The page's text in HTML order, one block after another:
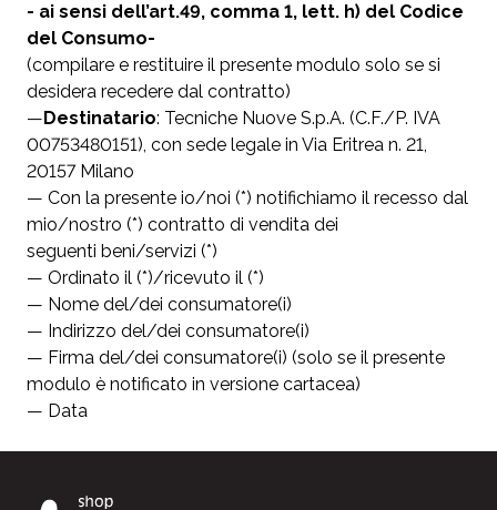
- ai sensi dell’art.49, comma 1, lett. h) del Codice
del Consumo-
(compilare e restituire il presente modulo solo se si
desidera recedere dal contratto)
—Destinatario: Tecniche Nuove S.p.A. (C.F./P. IVA
00753480151), con sede legale in Via Eritrea n. 21,
20157 Milano
— Con la presente io/noi (*) notifichiamo il recesso dal
mio/nostro (*) contratto di vendita dei
seguenti beni/servizi (*)
— Ordinato il (*)/ricevuto il (*)
— Nome del/dei consumatore(i)
— Indirizzo del/dei consumatore(i)
— Firma del/dei consumatore(i) (solo se il presente
modulo è notificato in versione cartacea)
— Data